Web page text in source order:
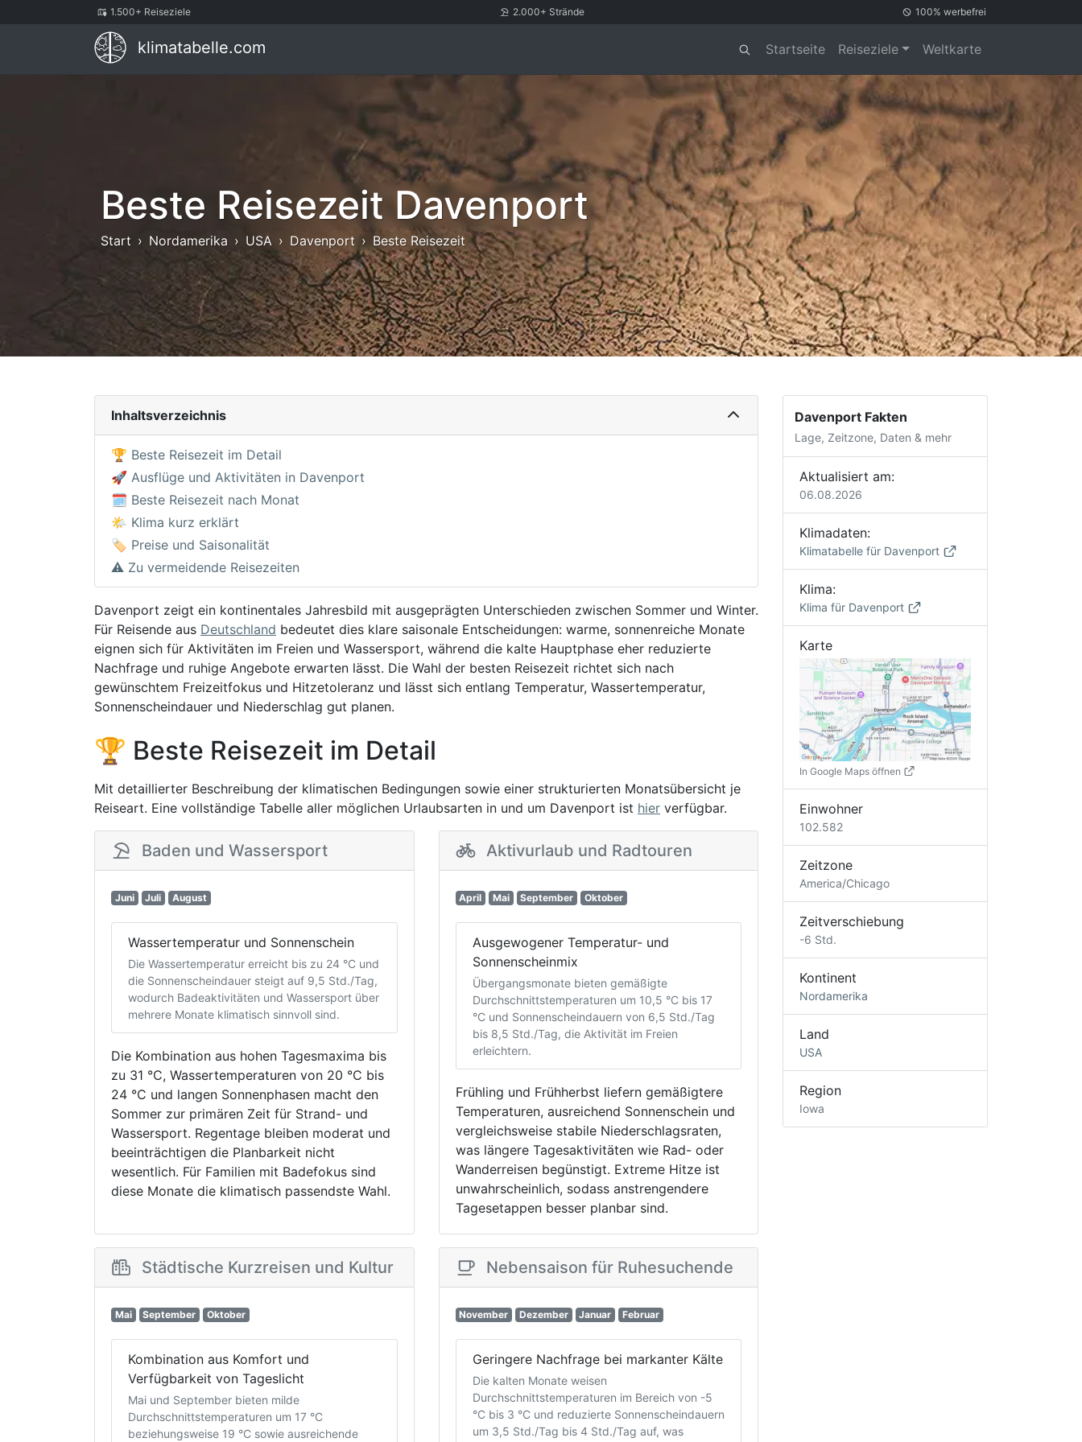
1.500+ Reiseziele 2.000+ Strände 100% werbefrei
klimatabelle.com Startseite Reiseziele Weltkarte
Beste Reisezeit Davenport
Start Nordamerika USA Davenport Beste Reisezeit
Inhaltsverzeichnis
🏆 Beste Reisezeit im Detail
🚀 Ausflüge und Aktivitäten in Davenport
🗓️ Beste Reisezeit nach Monat
🌤️ Klima kurz erklärt
🏷️ Preise und Saisonalität
⚠️ Zu vermeidende Reisezeiten
Davenport zeigt ein kontinentales Jahresbild mit ausgeprägten Unterschieden zwischen Sommer und Winter.
Für Reisende aus Deutschland bedeutet dies klare saisonale Entscheidungen: warme, sonnenreiche Monate
eignen sich für Aktivitäten im Freien und Wassersport, während die kalte Hauptphase eher reduzierte
Nachfrage und ruhige Angebote erwarten lässt. Die Wahl der besten Reisezeit richtet sich nach
gewünschtem Freizeitfokus und Hitzetoleranz und lässt sich entlang Temperatur, Wassertemperatur,
Sonnenscheindauer und Niederschlag gut planen.
🏆 Beste Reisezeit im Detail
Mit detaillierter Beschreibung der klimatischen Bedingungen sowie einer strukturierten Monatsübersicht je
Reiseart. Eine vollständige Tabelle aller möglichen Urlaubsarten in und um Davenport ist hier verfügbar.
Baden und Wassersport
Juni Juli August
Wassertemperatur und Sonnenschein
Die Wassertemperatur erreicht bis zu 24 °C und
die Sonnenscheindauer steigt auf 9,5 Std./Tag,
wodurch Badeaktivitäten und Wassersport über
mehrere Monate klimatisch sinnvoll sind.
Die Kombination aus hohen Tagesmaxima bis
zu 31 °C, Wassertemperaturen von 20 °C bis
24 °C und langen Sonnenphasen macht den
Sommer zur primären Zeit für Strand- und
Wassersport. Regentage bleiben moderat und
beeinträchtigen die Planbarkeit nicht
wesentlich. Für Familien mit Badefokus sind
diese Monate die klimatisch passendste Wahl.
Aktivurlaub und Radtouren
April Mai September Oktober
Ausgewogener Temperatur- und
Sonnenscheinmix
Übergangsmonate bieten gemäßigte
Durchschnittstemperaturen um 10,5 °C bis 17
°C und Sonnenscheindauern von 6,5 Std./Tag
bis 8,5 Std./Tag, die Aktivität im Freien
erleichtern.
Frühling und Frühherbst liefern gemäßigtere
Temperaturen, ausreichend Sonnenschein und
vergleichsweise stabile Niederschlagsraten,
was längere Tagesaktivitäten wie Rad- oder
Wanderreisen begünstigt. Extreme Hitze ist
unwahrscheinlich, sodass anstrengendere
Tagesetappen besser planbar sind.
Städtische Kurzreisen und Kultur
Mai September Oktober
Kombination aus Komfort und
Verfügbarkeit von Tageslicht
Mai und September bieten milde
Durchschnittstemperaturen um 17 °C
beziehungsweise 19 °C sowie ausreichende
Nebensaison für Ruhesuchende
November Dezember Januar Februar
Geringere Nachfrage bei markanter Kälte
Die kalten Monate weisen
Durchschnittstemperaturen im Bereich von -5
°C bis 3 °C und reduzierte Sonnenscheindauern
um 3,5 Std./Tag bis 4 Std./Tag auf, was
Davenport Fakten
Lage, Zeitzone, Daten & mehr
Aktualisiert am:
06.08.2026
Klimadaten:
Klimatabelle für Davenport
Klima:
Klima für Davenport
Karte
In Google Maps öffnen
Einwohner
102.582
Zeitzone
America/Chicago
Zeitverschiebung
-6 Std.
Kontinent
Nordamerika
Land
USA
Region
Iowa